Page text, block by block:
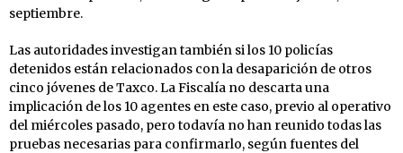
septiembre.
Las autoridades investigan también si los 10 policías
detenidos están relacionados con la desaparición de otros
cinco jóvenes de Taxco. La Fiscalía no descarta una
implicación de los 10 agentes en este caso, previo al operativo
del miércoles pasado, pero todavía no han reunido todas las
pruebas necesarias para confirmarlo, según fuentes del